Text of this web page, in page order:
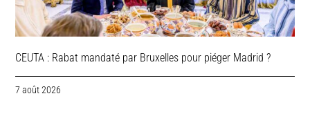
CEUTA : Rabat mandaté par Bruxelles pour piéger Madrid ?
7 août 2026